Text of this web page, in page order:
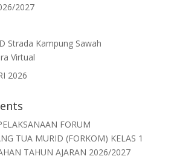
2027
Strada Kampung Sawah
Virtual
2026
FORUM
TUA MURID (FORKOM) KELAS 1
TAHUN AJARAN 2026/2027